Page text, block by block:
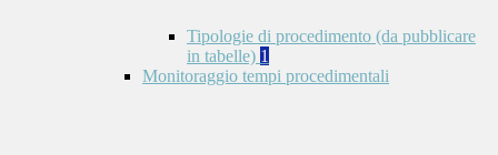
Tipologie di procedimento (da pubblicare
in tabelle) 1
Monitoraggio tempi procedimentali